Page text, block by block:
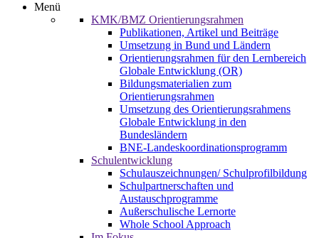
Menü
KMK/BMZ Orientierungsrahmen
Publikationen, Artikel und Beiträge
Umsetzung in Bund und Ländern
Orientierungsrahmen für den Lernbereich
Globale Entwicklung (OR)
Bildungsmaterialien zum
Orientierungsrahmen
Umsetzung des Orientierungsrahmens
Globale Entwicklung in den
Bundesländern
BNE-Landeskoordinationsprogramm
Schulentwicklung
Schulauszeichnungen/ Schulprofilbildung
Schulpartnerschaften und
Austauschprogramme
Außerschulische Lernorte
Whole School Approach